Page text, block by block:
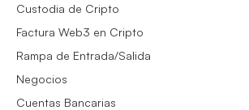
Custodia de Cripto
Factura Web3 en Cripto
Rampa de Entrada/Salida
Negocios
Cuentas Bancarias